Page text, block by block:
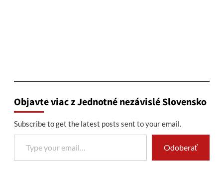
Objavte viac z Jednotné nezávislé Slovensko
Subscribe to get the latest posts sent to your email.
Type your email…
Odoberať